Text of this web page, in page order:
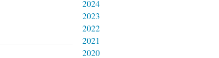
2024
2023
2022
2021
2020